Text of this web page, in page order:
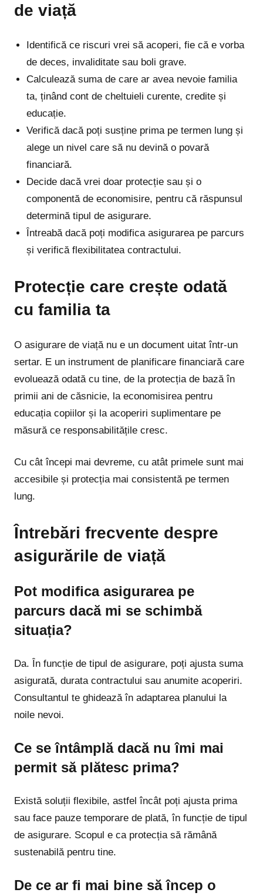
de viață
Identifică ce riscuri vrei să acoperi, fie că e vorba
de deces, invaliditate sau boli grave.
Calculează suma de care ar avea nevoie familia
ta, ținând cont de cheltuieli curente, credite și
educație.
Verifică dacă poți susține prima pe termen lung și
alege un nivel care să nu devină o povară
financiară.
Decide dacă vrei doar protecție sau și o
componentă de economisire, pentru că răspunsul
determină tipul de asigurare.
Întreabă dacă poți modifica asigurarea pe parcurs
și verifică flexibilitatea contractului.
Protecție care crește odată
cu familia ta
O asigurare de viață nu e un document uitat într-un
sertar. E un instrument de planificare financiară care
evoluează odată cu tine, de la protecția de bază în
primii ani de căsnicie, la economisirea pentru
educația copiilor și la acoperiri suplimentare pe
măsură ce responsabilitățile cresc.
Cu cât începi mai devreme, cu atât primele sunt mai
accesibile și protecția mai consistentă pe termen
lung.
Întrebări frecvente despre
asigurările de viață
Pot modifica asigurarea pe
parcurs dacă mi se schimbă
situația?
Da. În funcție de tipul de asigurare, poți ajusta suma
asigurată, durata contractului sau anumite acoperiri.
Consultantul te ghidează în adaptarea planului la
noile nevoi.
Ce se întâmplă dacă nu îmi mai
permit să plătesc prima?
Există soluții flexibile, astfel încât poți ajusta prima
sau face pauze temporare de plată, în funcție de tipul
de asigurare. Scopul e ca protecția să rămână
sustenabilă pentru tine.
De ce ar fi mai bine să încep o